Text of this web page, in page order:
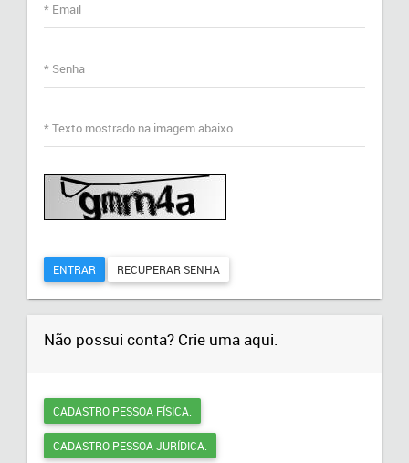
* Email
* Senha
* Texto mostrado na imagem abaixo
ENTRAR RECUPERAR SENHA
Não possui conta? Crie uma aqui.
CADASTRO PESSOA FÍSICA.
CADASTRO PESSOA JURÍDICA.